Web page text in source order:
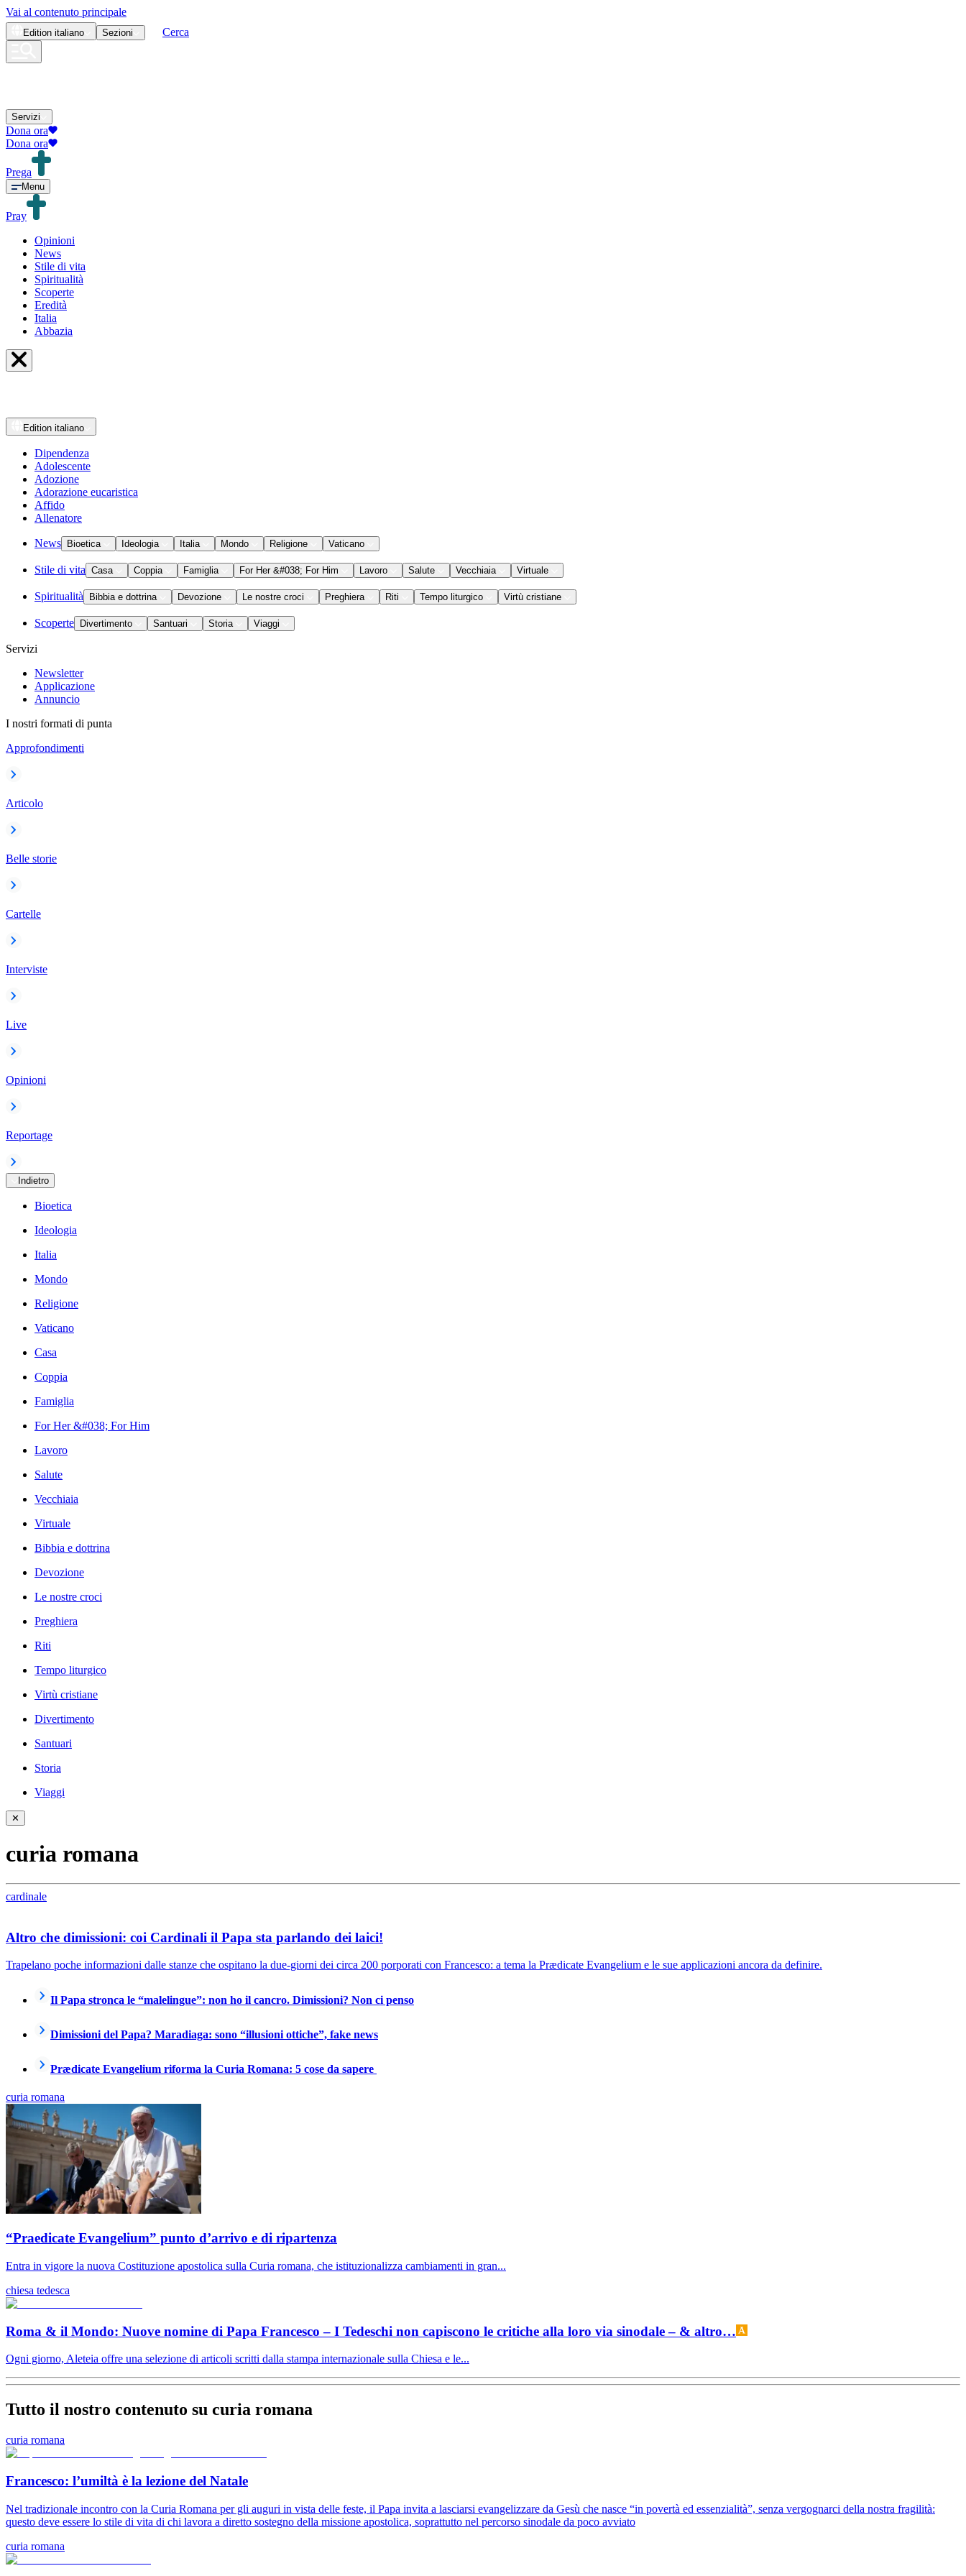
Vai al contenuto principale
Edition italiano Sezioni Cerca
Servizi
Dona ora
Dona ora
Prega
Menu
Pray
Opinioni
News
Stile di vita
Spiritualità
Scoperte
Eredità
Italia
Abbazia
Edition italiano
Dipendenza
Adolescente
Adozione
Adorazione eucaristica
Affido
Allenatore
News Bioetica Ideologia Italia Mondo Religione Vaticano
Stile di vita Casa Coppia Famiglia For Her &#038; For Him Lavoro Salute Vecchiaia Virtuale
Spiritualità Bibbia e dottrina Devozione Le nostre croci Preghiera Riti Tempo liturgico Virtù cristiane
Scoperte Divertimento Santuari Storia Viaggi
Servizi
Newsletter
Applicazione
Annuncio
I nostri formati di punta
Approfondimenti
Articolo
Belle storie
Cartelle
Interviste
Live
Opinioni
Reportage
Indietro
Bioetica
Ideologia
Italia
Mondo
Religione
Vaticano
Casa
Coppia
Famiglia
For Her &#038; For Him
Lavoro
Salute
Vecchiaia
Virtuale
Bibbia e dottrina
Devozione
Le nostre croci
Preghiera
Riti
Tempo liturgico
Virtù cristiane
Divertimento
Santuari
Storia
Viaggi
✕
curia romana
cardinale
Altro che dimissioni: coi Cardinali il Papa sta parlando dei laici!
Trapelano poche informazioni dalle stanze che ospitano la due-giorni dei circa 200 porporati con Francesco: a tema la Prædicate Evangelium e le sue applicazioni ancora da definire.
Il Papa stronca le “malelingue”: non ho il cancro. Dimissioni? Non ci penso
Dimissioni del Papa? Maradiaga: sono “illusioni ottiche”, fake news
Prædicate Evangelium riforma la Curia Romana: 5 cose da sapere
curia romana
“Praedicate Evangelium” punto d’arrivo e di ripartenza
Entra in vigore la nuova Costituzione apostolica sulla Curia romana, che istituzionalizza cambiamenti in gran...
chiesa tedesca
Roma & il Mondo: Nuove nomine di Papa Francesco – I Tedeschi non capiscono le critiche alla loro via sinodale – & altro…
Ogni giorno, Aleteia offre una selezione di articoli scritti dalla stampa internazionale sulla Chiesa e le...
Tutto il nostro contenuto su curia romana
curia romana
Francesco: l’umiltà è la lezione del Natale
Nel tradizionale incontro con la Curia Romana per gli auguri in vista delle feste, il Papa invita a lasciarsi evangelizzare da Gesù che nasce “in povertà ed essenzialità”, senza vergognarci della nostra fragilità:
questo deve essere lo stile di vita di chi lavora a diretto sostegno della missione apostolica, soprattutto nel percorso sinodale da poco avviato
curia romana